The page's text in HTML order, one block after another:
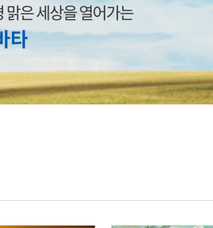
맑은 세상을 열어가는
타